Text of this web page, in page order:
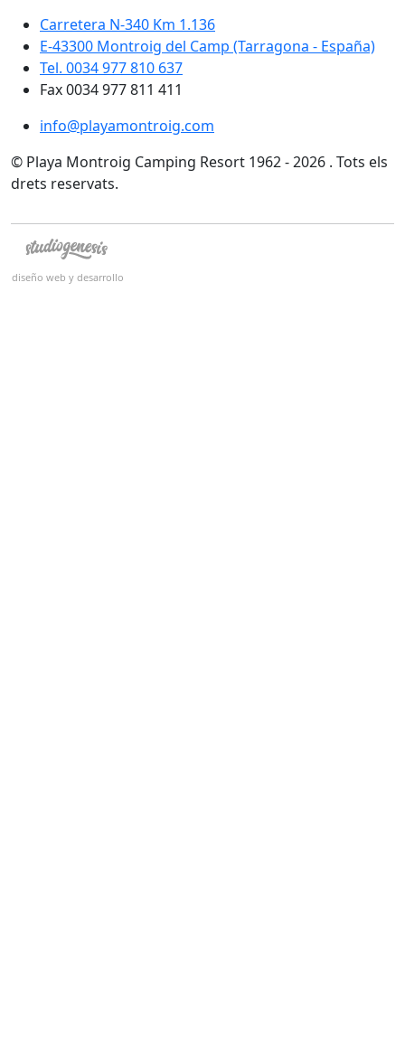
Carretera N-340 Km 1.136
E-43300 Montroig del Camp (Tarragona - España)
Tel. 0034 977 810 637
Fax 0034 977 811 411
info@playamontroig.com
© Playa Montroig Camping Resort 1962 - 2026 . Tots els
drets reservats.